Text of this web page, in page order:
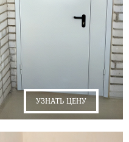
УЗНАТЬ ЦЕНУ